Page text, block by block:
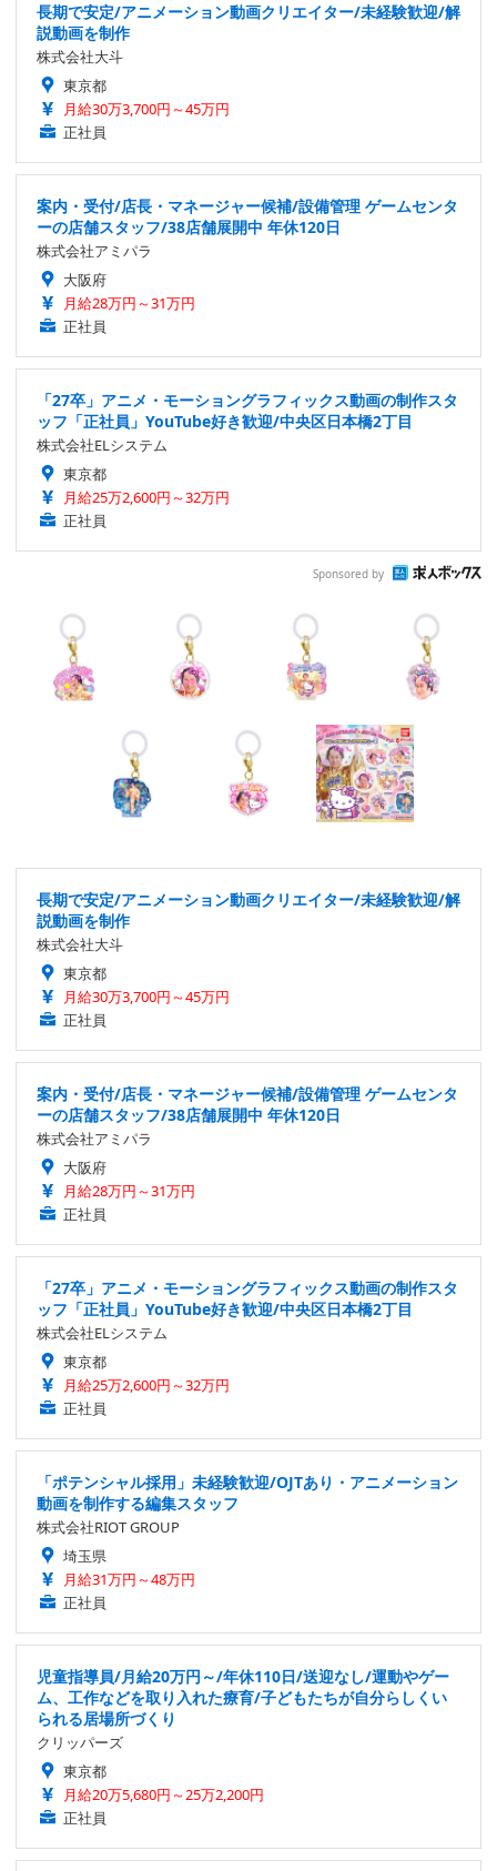
長期で安定/アニメーション動画クリエイター/未経験歓迎/解
説動画を制作
株式会社大斗
東京都
月給30万3,700円～45万円
正社員
案内・受付/店長・マネージャー候補/設備管理 ゲームセンタ
ーの店舗スタッフ/38店舗展開中 年休120日
株式会社アミパラ
大阪府
月給28万円～31万円
正社員
「27卒」アニメ・モーショングラフィックス動画の制作スタ
ッフ「正社員」YouTube好き歓迎/中央区日本橋2丁目
株式会社ELシステム
東京都
月給25万2,600円～32万円
正社員
Sponsored by
長期で安定/アニメーション動画クリエイター/未経験歓迎/解
説動画を制作
株式会社大斗
東京都
月給30万3,700円～45万円
正社員
案内・受付/店長・マネージャー候補/設備管理 ゲームセンタ
ーの店舗スタッフ/38店舗展開中 年休120日
株式会社アミパラ
大阪府
月給28万円～31万円
正社員
「27卒」アニメ・モーショングラフィックス動画の制作スタ
ッフ「正社員」YouTube好き歓迎/中央区日本橋2丁目
株式会社ELシステム
東京都
月給25万2,600円～32万円
正社員
「ポテンシャル採用」未経験歓迎/OJTあり・アニメーション
動画を制作する編集スタッフ
株式会社RIOT GROUP
埼玉県
月給31万円～48万円
正社員
児童指導員/月給20万円～/年休110日/送迎なし/運動やゲー
ム、工作などを取り入れた療育/子どもたちが自分らしくい
られる居場所づくり
クリッパーズ
東京都
月給20万5,680円～25万2,200円
正社員